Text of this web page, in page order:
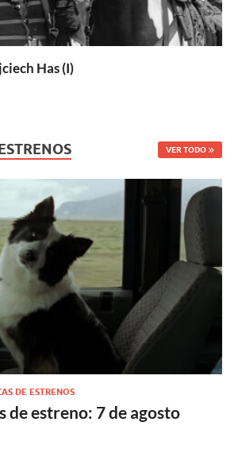
Has (I)
VER TODO
DE ESTRENOS
estreno: 7 de agosto